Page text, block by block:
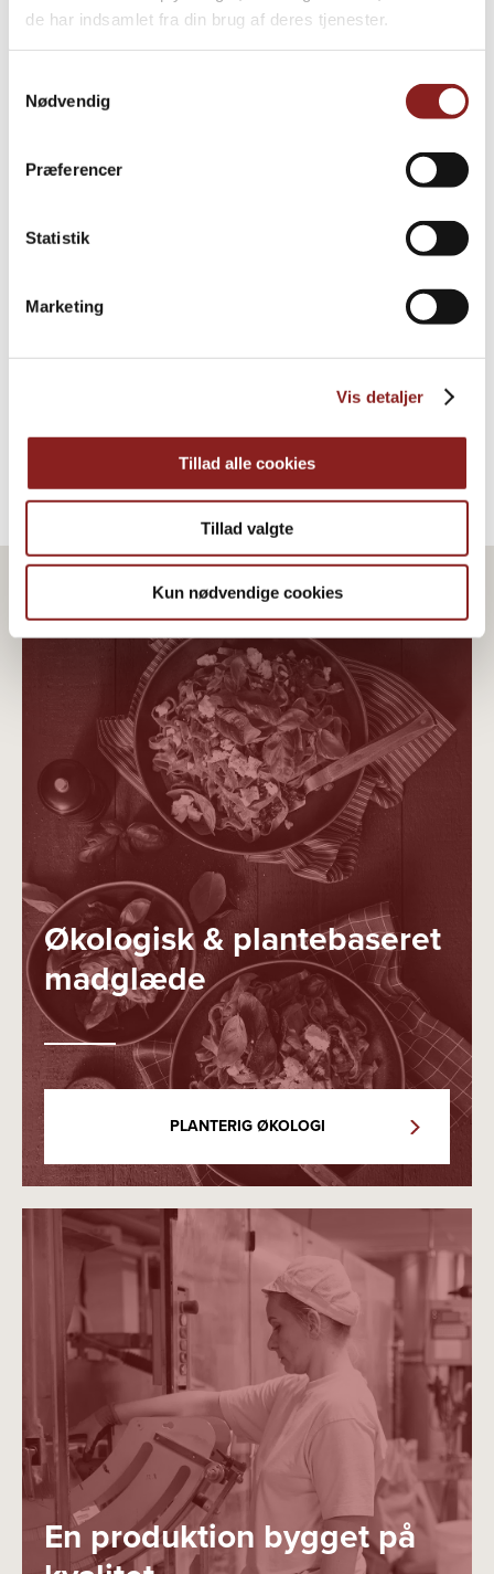
de har indsamlet fra din brug af deres tjenester.
Nødvendig
Præferencer
Statistik
Marketing
Vis detaljer
Tillad alle cookies
Tillad valgte
Kun nødvendige cookies
HAVRE, NØDDER & KERNER
Økologisk & plantebaseret
madglæde
PLANTERIG ØKOLOGI
En produktion bygget på